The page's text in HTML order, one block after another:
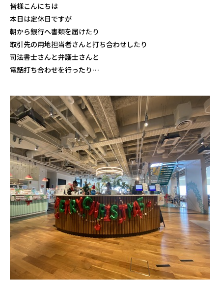
皆様こんにちは
本日は定休日ですが
朝から銀行へ書類を届けたり
取引先の用地担当者さんと打ち合わせしたり
司法書士さんと弁護士さんと
電話打ち合わせを行ったり…